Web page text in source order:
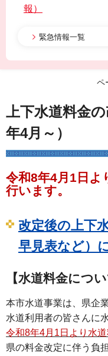
報）
緊急情報一覧
ペ
上下水道料金
年4月～）
令和8年4月1日よ
行います。
改定後の上下
早見表など）
【水道料金につい
本市水道事業は、県企
水道利用者の皆さんに
令和8年4月1日より水
県の料金改定に伴う負